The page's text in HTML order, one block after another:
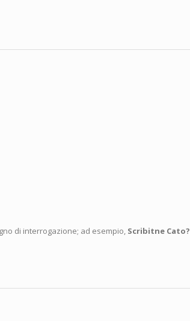
di interrogazione; ad esempio, Scribitne Cato?